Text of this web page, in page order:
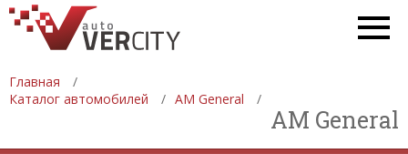
Главная
Каталог автомобилей
AM General
AM General
СТАТИСТИКА
ПРОДАЖА АВТОМОБИЛЕЙ